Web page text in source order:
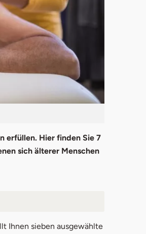
erfüllen. Hier finden Sie 7
sich älterer Menschen
Ihnen sieben ausgewählte